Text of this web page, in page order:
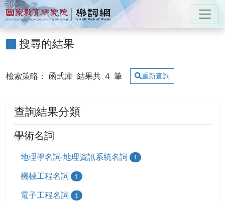
跳到主要內容
:::
國家教育研究院 樂詞網
搜尋的結果
檢索策略： 函式庫 結果共 4 筆 重新查詢
查詢結果分類
學術名詞
地理學名詞-地理資訊系統名詞 1
機械工程名詞 1
電子工程名詞 1